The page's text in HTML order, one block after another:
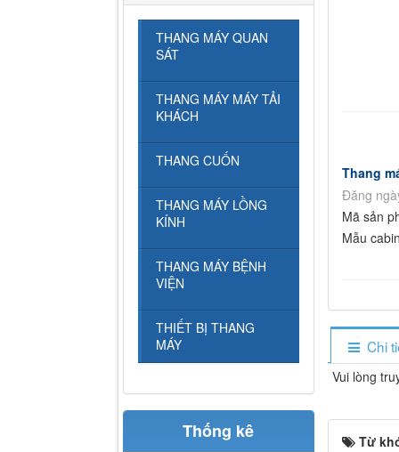
Thang
Đăng
Mã sản
Mẫu
Chi
Vui lòng
Từ
THANG MÁY QUAN
SÁT
THANG MÁY MÁY TẢI
KHÁCH
THANG CUỐN
THANG MÁY LỒNG
KÍNH
THANG MÁY BỆNH
VIỆN
THIẾT BỊ THANG
MÁY
Thống kê